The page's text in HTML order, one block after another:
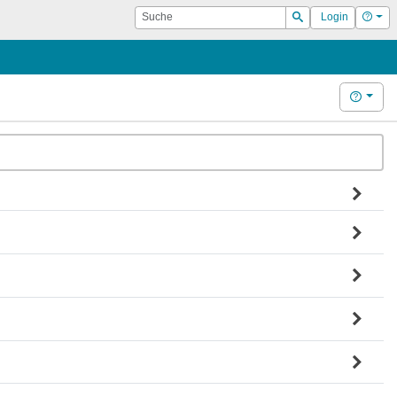
Suche
Suchen
Login Hilfe
Hilfe